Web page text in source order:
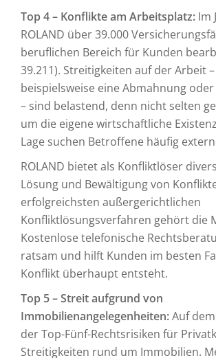
Top 4 – Konflikte am Arbeitsplatz: Im
ROLAND über 39.000
beruflichen Bereich für Kunden
39.211). Streitigkeiten auf der Arbeit –
beispielsweise eine Abmahnung
– sind belastend, denn nicht selten
um die eigene wirtschaftliche
Lage suchen Betroffene häufig
ROLAND bietet als Konfliktlöser
Lösung und Bewältigung von
erfolgreichsten außergerichtlichen
Konfliktlösungsverfahren gehört die
Kostenlose telefonische
ratsam und hilft Kunden im besten
Konflikt überhaupt entsteht.
Top 5 – Streit aufgrund von
Immobilienangelegenheiten:Auf
der Top-Fünf-Rechtsrisiken für
Streitigkeiten rund um Immobilien.